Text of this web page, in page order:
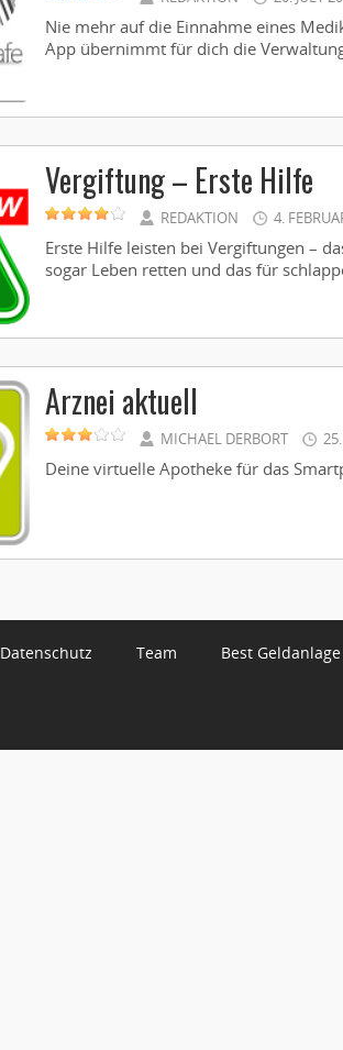
Nie mehr auf die Einnahme eines
App übernimmt für dich die
Vergiftung – Erste Hilfe
REDAKTION 4.
Erste Hilfe leisten bei Vergiftungen –
sogar Leben retten und das für
Arznei aktuell
MICHAEL DERBORT
Deine virtuelle Apotheke für das
Datenschutz Team Best Geldanlage